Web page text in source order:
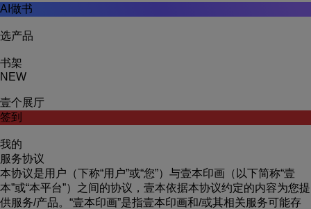
AI做书
选产品
书架
NEW
壹个展厅
签到
我的
服务协议
本协议是用户（下称“用户”或“您”）与壹本印画（以下简称“壹
本”或“本平台”）之间的协议，壹本依据本协议约定的内容为您提
供服务/产品。“壹本印画”是指壹本印画和/或其相关服务可能存